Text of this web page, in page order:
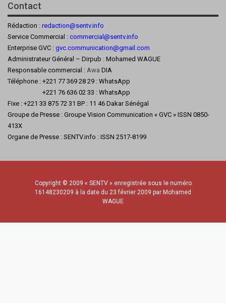
Contact
Rédaction : redaction@sentv.info
Service Commercial : commercial@sentv.info
Enterprise GVC : gvc.communication@gmail.com
Administrateur Général – Dirpub : Mohamed WAGUE
Responsable commercial : Awa DIA
Téléphone : +221 77 369 28 29 : WhatsApp
+221 76 636 02 33 : WhatsApp
Fixe : +221 33 875 72 31 BP : 11 46 Dakar Sénégal
Groupe de Presse : Groupe Vision Communication « GVC » ISSN 0850-
413X
Organe de Presse : SENTV.info : ISSN 2517-8199
Copyright © 2009 « SENTV » enregistrée sous le numéro
16148230209 à la date du 23 février 2009 par Mohamed
WAGUE